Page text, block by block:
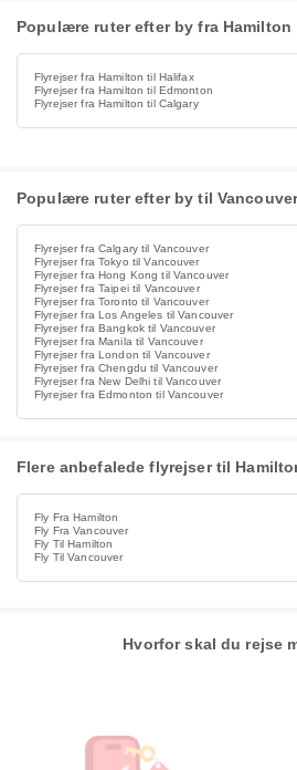
Populære ruter efter by fra Hamilton
Flyrejser fra Hamilton til Halifax
Flyrejser fra Hamilton til Edmonton
Flyrejser fra Hamilton til Calgary
Populære ruter efter by til
Flyrejser fra Calgary til Vancouver
Flyrejser fra Tokyo til Vancouver
Flyrejser fra Hong Kong til Vancouver
Flyrejser fra Taipei til Vancouver
Flyrejser fra Toronto til Vancouver
Flyrejser fra Los Angeles til Vancouver
Flyrejser fra Bangkok til Vancouver
Flyrejser fra Manila til Vancouver
Flyrejser fra London til Vancouver
Flyrejser fra Chengdu til Vancouver
Flyrejser fra New Delhi til Vancouver
Flyrejser fra Edmonton til Vancouver
Flere anbefalede flyrejser til
Fly Fra Hamilton
Fly Fra Vancouver
Fly Til Hamilton
Fly Til Vancouver
Hvorfor skal du rejse